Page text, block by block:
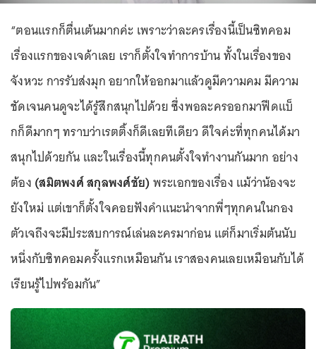
“ตอนแรกก็ตื่นเต้นมากค่ะ เพราะว่าละครเรื่องนี้เป็นซิทคอม
เรื่องแรกของเจด้าเลย เราก็ตั้งใจทำการบ้าน ทั้งในเรื่องของ
จังหวะ การรับส่งมุก อยากให้ออกมาแล้วดูมีความคม มีความ
ชัดเจนคนดูจะได้รู้สึกสนุกไปด้วย ซึ่งพอละครออกมาฟีดแบ็
กก็ดีมากๆ ทราบว่าเรตติ้งก็ดีเลยทีเดียว ดีใจค่ะที่ทุกคนได้มา
สนุกไปด้วยกัน และในเรื่องนี้ทุกคนตั้งใจทำงานกันมาก อย่าง
ต้อง (สมิตพงศ์ สกุลพงศ์ชัย)พระเอกของเรื่อง แม้ว่าน้องจะ
ยังใหม่ แต่เขาก็ตั้งใจคอยฟังคำแนะนำจากพี่ๆทุกคนในกอง
ตัวเจถึงจะมีประสบการณ์เล่นละครมาก่อน แต่ก็มาเริ่มต้นนับ
หนึ่งกับซิทคอมครั้งแรกเหมือนกัน เราสองคนเลยเหมือนกับได้
เรียนรู้ไปพร้อมกัน”